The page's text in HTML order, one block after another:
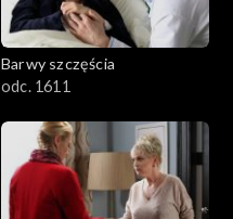
Barwy szczęścia
odc. 1611